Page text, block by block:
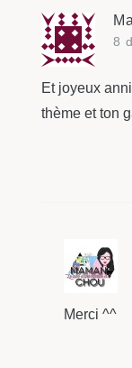
8
Et joyeux
thème et ton
Merci ^^